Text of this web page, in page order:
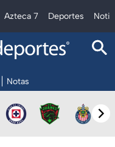
Azteca 7 Deportes
Notas